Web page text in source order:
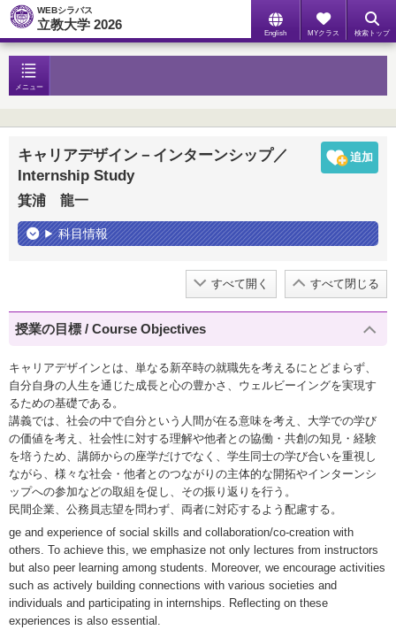
WEBシラバス
立教大学 2026
English MYクラス 検索トップ
メニュー
キャリアデザイン－インターンシップ／
Internship Study
箕浦 龍一
科目情報
すべて開く すべて閉じる
授業の目標 / Course Objectives
キャリアデザインとは、単なる新卒時の就職先を考えるにとどまらず、
自分自身の人生を通じた成長と心の豊かさ、ウェルビーイングを実現す
るための基礎である。
講義では、社会の中で自分という人間が在る意味を考え、大学での学び
の価値を考え、社会性に対する理解や他者との協働・共創の知見・経験
を培うため、講師からの座学だけでなく、学生同士の学び合いを重視し
ながら、様々な社会・他者とのつながりの主体的な開拓やインターンシ
ップへの参加などの取組を促し、その振り返りを行う。
民間企業、公務員志望を問わず、両者に対応するよう配慮する。
ge and experience of social skills and collaboration/co-creation with
others. To achieve this, we emphasize not only lectures from instructors
but also peer learning among students. Moreover, we encourage activities
such as actively building connections with various societies and
individuals and participating in internships. Reflecting on these
experiences is also essential.